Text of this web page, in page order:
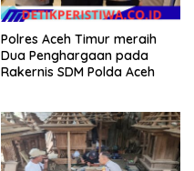
Polres Aceh Timur meraih
Dua Penghargaan pada
Rakernis SDM Polda Aceh